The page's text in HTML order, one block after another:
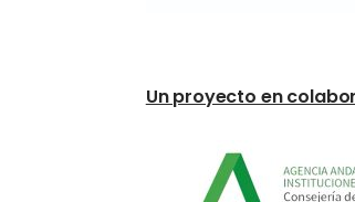
Un proyecto en